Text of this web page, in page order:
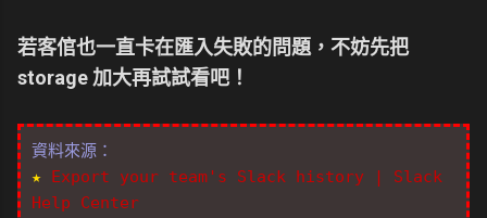
若客倌也一直卡在匯入失敗的問題，不妨先把
storage 加大再試試看吧！
資料來源：
★ Export your team's Slack history | Slack
Help Center